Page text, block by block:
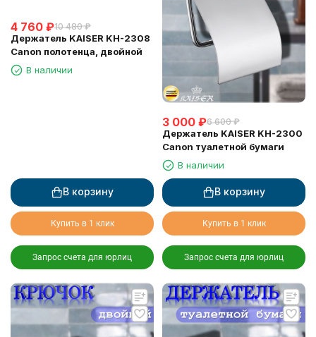
4 760 ₽10 480 ₽
Держатель KAISER KH-2308
Canon полотенца, двойной
В наличии
В корзину
Купить в 1 клик
Запрос счета для юрлиц
3 000 ₽6 600 ₽
Держатель KAISER KH-2300
Canon туалетной бумаги
В наличии
В корзину
Купить в 1 клик
Запрос счета для юрлиц